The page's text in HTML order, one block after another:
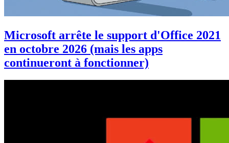
Microsoft arrête le support d'Office 2021
en octobre 2026 (mais les apps
continueront à fonctionner)